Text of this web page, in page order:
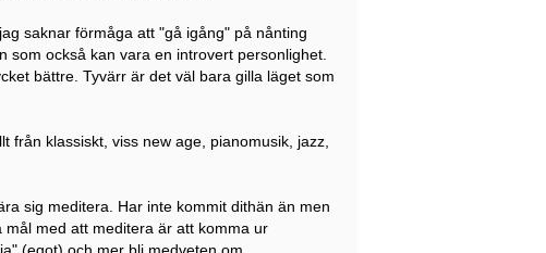
saknar förmåga att "gå igång" på nånting
som också kan vara en introvert personlighet.
bättre. Tyvärr är det väl bara gilla läget som
från klassiskt, viss new age, pianomusik, jazz,
sig meditera. Har inte kommit dithän än men
med att meditera är att komma ur